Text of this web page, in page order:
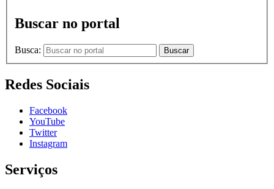
Buscar no portal
Busca: Buscar
Redes Sociais
Facebook
YouTube
Twitter
Instagram
Serviços